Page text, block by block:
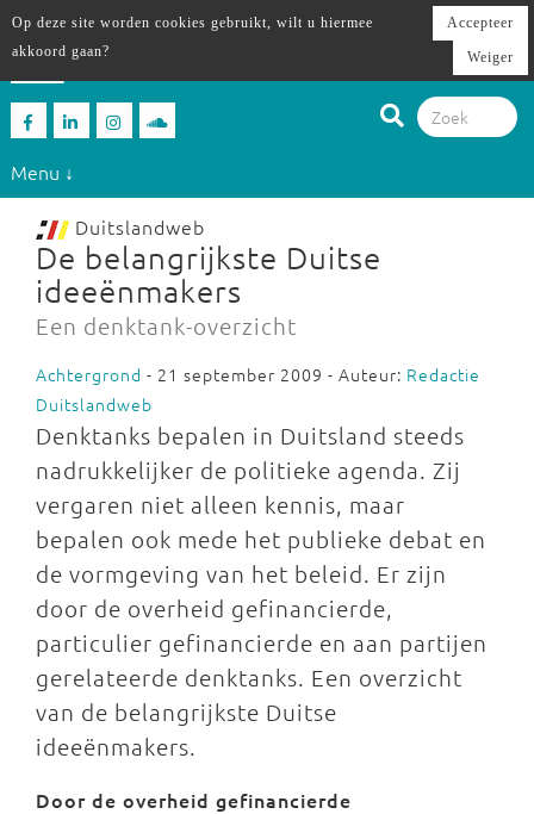
Menu ↓
Duitslandweb
De belangrijkste Duitse
ideeënmakers
Een denktank-overzicht
Achtergrond - 21 september 2009 - Auteur: Redactie
Duitslandweb
Denktanks bepalen in Duitsland steeds
nadrukkelijker de politieke agenda. Zij
vergaren niet alleen kennis, maar
bepalen ook mede het publieke debat en
de vormgeving van het beleid. Er zijn
door de overheid gefinancierde,
particulier gefinancierde en aan partijen
gerelateerde denktanks. Een overzicht
van de belangrijkste Duitse
ideeënmakers.
Door de overheid gefinancierde
Op deze site worden cookies gebruikt, wilt u hiermee
akkoord gaan?
Accepteer
Weiger